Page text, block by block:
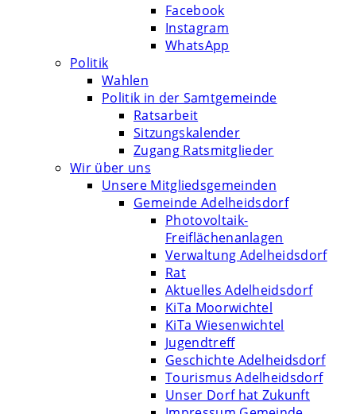
Facebook
Instagram
WhatsApp
Politik
Wahlen
Politik in der Samtgemeinde
Ratsarbeit
Sitzungskalender
Zugang Ratsmitglieder
Wir über uns
Unsere Mitgliedsgemeinden
Gemeinde Adelheidsdorf
Photovoltaik-
Freiflächenanlagen
Verwaltung Adelheidsdorf
Rat
Aktuelles Adelheidsdorf
KiTa Moorwichtel
KiTa Wiesenwichtel
Jugendtreff
Geschichte Adelheidsdorf
Tourismus Adelheidsdorf
Unser Dorf hat Zukunft